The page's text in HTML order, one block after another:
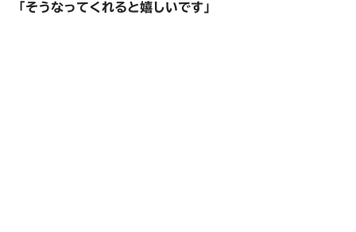
「そうなってくれると嬉しいです」